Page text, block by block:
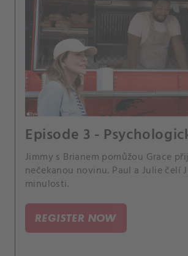
Episode 3 -
Jimmy s Brianem pomůžou Grace
nečekanou novinu. Paul a Julie čelí
minulosti.
REGISTER NOW